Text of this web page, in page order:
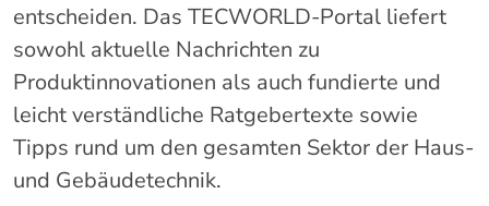
entscheiden. Das TECWORLD-Portal liefert
sowohl aktuelle Nachrichten zu
Produktinnovationen als auch fundierte und
leicht verständliche Ratgebertexte sowie
Tipps rund um den gesamten Sektor der Haus-
und Gebäudetechnik.